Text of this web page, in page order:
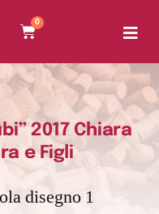
0
2017 Chiara
e Figli